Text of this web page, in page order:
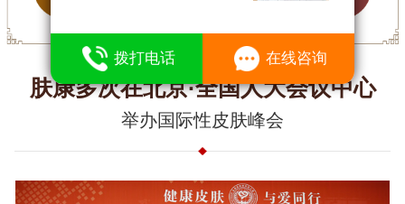
肤康多次在北京·全国人大会议中心
举办国际性皮肤峰会
拨打电话
4
在线咨询